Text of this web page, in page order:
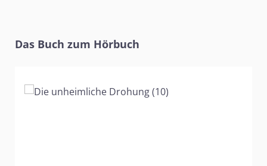
Produktgalerie überspringen
Das Buch zum Hörbuch